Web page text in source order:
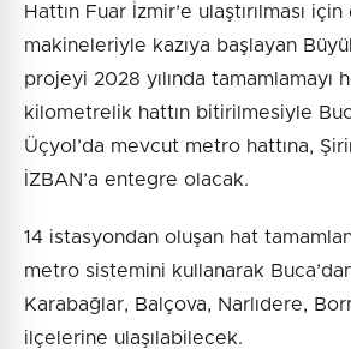
Hattın Fuar İzmir’e ulaştırılması
makineleriyle kazıya başlayan
projeyi 2028 yılında tamamlamayı
kilometrelik hattın bitirilmesiyle
Üçyol’da mevcut metro hattına,
İZBAN’a entegre olacak.
14 istasyondan oluşan hat
metro sistemini kullanarak
Karabağlar, Balçova, Narlıdere,
ilçelerine ulaşılabilecek.